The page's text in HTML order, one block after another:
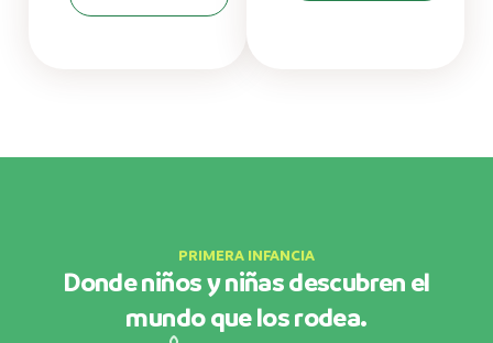
PRIMERA INFANCIA
Donde niños y niñas descubren el
mundo que los rodea.